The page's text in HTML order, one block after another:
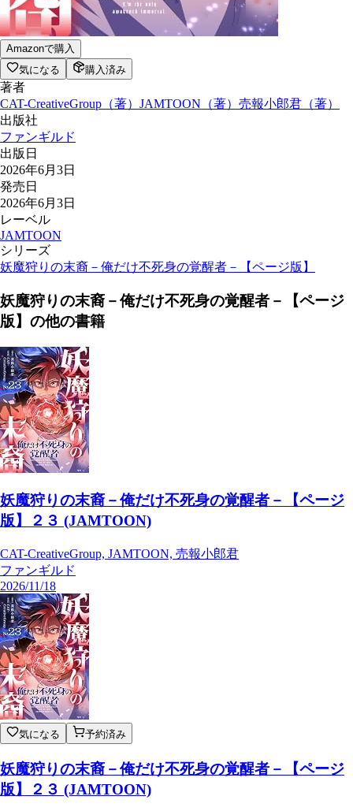
Amazonで購入
気になる
購入済み
著者
CAT-CreativeGroup （著） JAMTOON （著） 売報小郎君 （著）
出版社
ファンギルド
出版日
2026年6月3日
発売日
2026年6月3日
レーベル
JAMTOON
シリーズ
妖魔狩りの末裔－俺だけ不死身の覚醒者－【ページ版】
妖魔狩りの末裔－俺だけ不死身の覚醒者－【ページ
版】 の他の書籍
妖魔狩りの末裔－俺だけ不死身の覚醒者－【ページ
版】２３ (JAMTOON)
CAT-CreativeGroup, JAMTOON, 売報小郎君
ファンギルド
2026/11/18
気になる 予約済み
妖魔狩りの末裔－俺だけ不死身の覚醒者－【ページ
版】２３ (JAMTOON)